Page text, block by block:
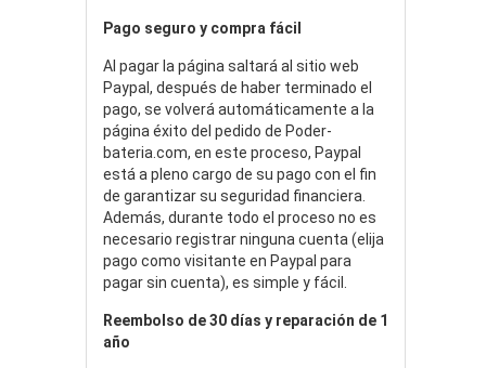
Pago seguro y compra fácil
Al pagar la página saltará al sitio web
Paypal, después de haber terminado el
pago, se volverá automáticamente a la
página éxito del pedido de Poder-
bateria.com, en este proceso, Paypal
está a pleno cargo de su pago con el fin
de garantizar su seguridad financiera.
Además, durante todo el proceso no es
necesario registrar ninguna cuenta (elija
pago como visitante en Paypal para
pagar sin cuenta), es simple y fácil.
Reembolso de 30 días y reparación de 1
año